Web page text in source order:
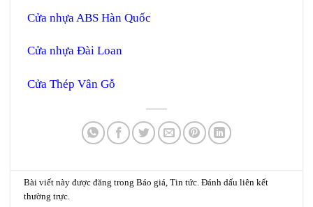
Cửa nhựa ABS Hàn Quốc
Cửa nhựa Đài Loan
Cửa Thép Vân Gỗ
Bài viết này được đăng trongBáo giá ,Tin tức . Đánh dấuliên kết
thường trực